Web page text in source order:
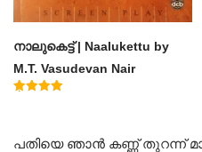
നാലുകെട്ട് | Naalukettu by
M.T. Vasudevan Nair
പതിയെ ഞാൻ കണ്ണ് തുറന്ന്